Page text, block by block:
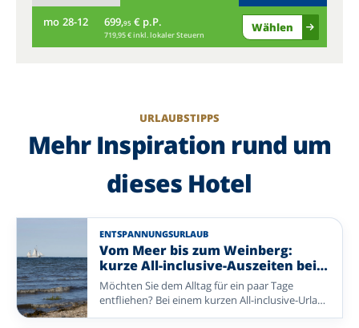
mo 28-12 699,95 € p.P.
719,95 € inkl. lokaler Steuern
Wählen
URLAUBSTIPPS
Mehr Inspiration rund um
dieses Hotel
ENTSPANNUNGSURLAUB
Vom Meer bis zum Weinberg:
kurze All-inclusive-Auszeiten bei
Enjoyhotels
Möchten Sie dem Alltag für ein paar Tage
entfliehen? Bei einem kurzen All-inclusive-Urlaub
mit Enjoyhotels genießen Sie in wenigen Tagen